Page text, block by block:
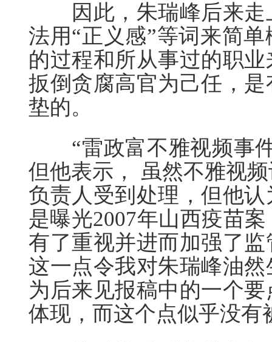
因此，朱瑞峰后来走
法用“正义感”等词来简
的过程和所从事过的职
扳倒贪腐高官为己任，
垫的。
“雷政富不雅视频事件
但他表示， 虽然不雅视
负责人受到处理，但他
是曝光2007年山西疫苗
有了重视并进而加强了
这一点令我对朱瑞峰油
为后来见报稿中的一个
体现，而这个点似乎没有